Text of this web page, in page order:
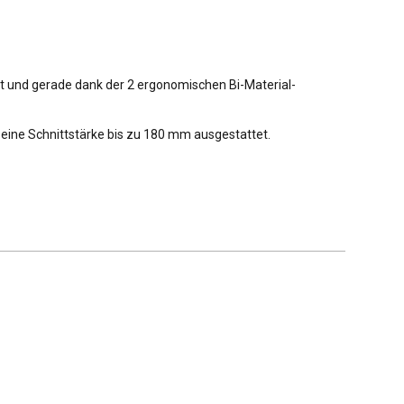
gerade dank der 2 ergonomischen Bi-Material-
Schnittstärke bis zu 180 mm ausgestattet.